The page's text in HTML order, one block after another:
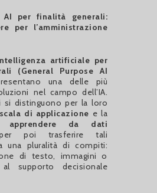
per finalità generali:
per l’amministrazione
artificiale per
(General Purpose AI
una delle più
nel campo dell’IA.
si distinguono per la loro
scala di applicazione e la
apprendere da dati
poi trasferire tali
una pluralità di compiti:
di testo, immagini o
supporto decisionale